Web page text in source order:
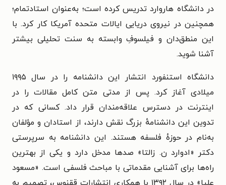
در دانشگاه هاروارد تدریس کرده است؛ به‌عنوان استادتمام؛
همچنین در نیروی دریایی ایالات متحده آمریکا کار کرد. با
این منطق‌دان و فیلسوفِ وابسته به سنت تحلیلی بیشتر
آشنا شوید.
دانشگاه استنفورد انتشار این دانشنامه را در سال ۱۹۹۵
میلادی آغاز کرد. پس از مدتی متن کامل مقالات را در
اینترنت در دسترس علاقه‌مندان قرار داد. کسانی که در
تدوین این دانشنامهٔ بزرگ نقش دارند، از استادان و مؤلفان
به‌نام در حوزهٔ فلسفه هستند. این دانشنامه به سرپرستی
دکتر «ادوارد ن. زالتا» صدها مدخل دارد و یکی از بهترین
راه‌ها برای آشنایی مقدماتی با مباحث فلسفی است. «مسعود